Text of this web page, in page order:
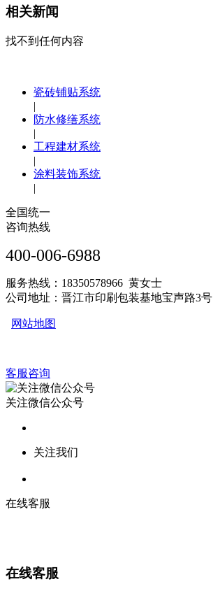
相关新闻
找不到任何内容
瓷砖铺贴系统
|
防水修缮系统
|
工程建材系统
|
涂料装饰系统
|
全国统一
咨询热线
400-006-6988
服务热线：18350578966 黄女士
公司地址：晋江市印刷包装基地宝声路3号
网站地图
客服咨询
关注微信公众号
关注我们
在线客服
在线客服